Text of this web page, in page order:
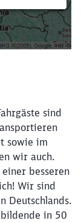
sind
sowie im
wir auch.
besseren
Wir sind
Deutschlands.
in 50